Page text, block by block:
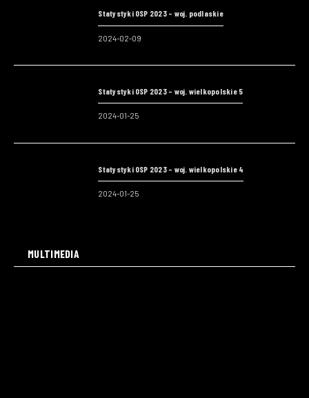
Statystyki OSP 2023 – woj. podlaskie
2024-02-09
Statystyki OSP 2023 – woj. wielkopolskie 5
2024-01-25
Statystyki OSP 2023 – woj. wielkopolskie 4
2024-01-25
MULTIMEDIA